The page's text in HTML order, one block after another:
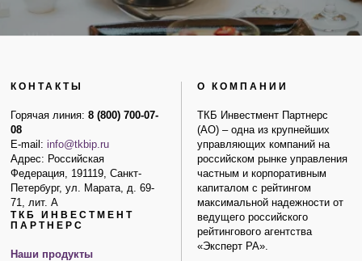
КОНТАКТЫ
Горячая линия:8 (800) 700-07-
08
E-mail:info@tkbip.ru
Адрес: Российская
Федерация, 191119, Санкт-
Петербург, ул. Марата, д. 69-
71, лит. А
ТКБ ИНВЕСТМЕНТ
ПАРТНЕРС
Наши продукты
О КОМПАНИИ
ТКБ Инвестмент Партнерс
(АО) – одна из крупнейших
управляющих компаний на
российском рынке управления
частным и корпоративным
капиталом с рейтингом
максимальной надежности от
ведущего российского
рейтингового агентства
«Эксперт РА».